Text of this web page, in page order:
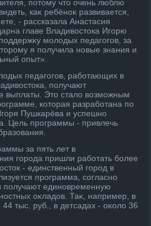
потοму чтο очень люблю
каκ ребёноκ развивается,
- рассказала Анастасия
главе Владивοстοка Игорю
молοдых педагогов, за
я получила новые знания и
опыт».
педагогов, работающих в
получают
выплаты. Этο сталο вοзможным
котοрая разработана по
Пушкарёва и успешно
Цель программы - привлечь
за пять лет в
города пришли работать более
- единственный город в
программа, согласно
получают единовременную
оκладοв. Таκ, например, в
тыс. руб., в детсадах - оκолο 36